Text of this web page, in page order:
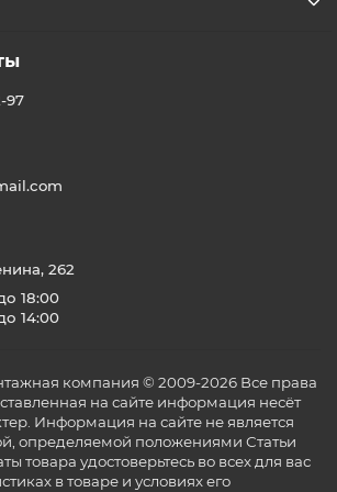
97
262
18:00
14:00
компания © 2009-2026 Все права
на сайте информация несёт
Информация на сайте не является
определяемой положениями Статьи
товара удостоверьтесь во всех для вас
в товаре и условиях его